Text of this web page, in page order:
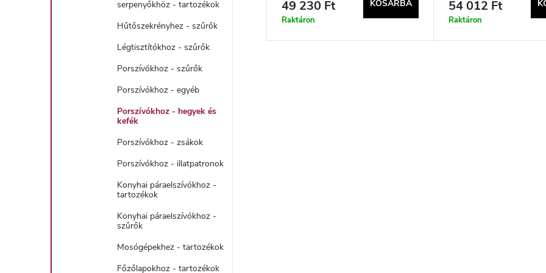
serpenyőkhöz - tartozékok
Hűtőszekrényhez - szűrők
Légtisztítókhoz - szűrők
Porszívókhoz - szűrők
Porszívókhoz - egyéb
Porszívókhoz - hegyek és
kefék
Porszívókhoz - zsákok
Porszívókhoz - illatpatronok
Konyhai páraelszívókhoz -
tartozékok
Konyhai páraelszívókhoz -
szűrők
Mosógépekhez - tartozékok
Főzőlapokhoz - tartozékok
49 230 Ft
Raktáron
KOSÁRBA 54 012 Ft
Raktáron